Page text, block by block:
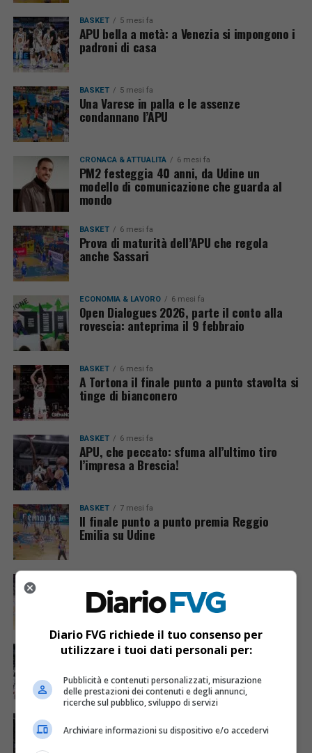
BASKET 5 mesi fa
APU bella a metà: a Venezia si impongono i
padroni di casa
BASKET 5 mesi fa
Una Varese in palla e le assenze
condannano l’APU
CRONACA & ATTUALITÀ 6 mesi fa
PM2 festeggia 40 anni, da Udine un
modello di comunicazione che guarda al
mondo
BASKET 6 mesi fa
Prova di maturità dell’APU che regola
anche Sassari
ECONOMIA & LAVORO 6 mesi fa
Open Dialogues 2026, parte il conto alla
rovescia: anteprima il 9 febbraio
BASKET 6 mesi fa
A Tortona il finale punto a punto stavolta si
tinge di bianconero
BASKET 6 mesi fa
APU, che peccato: sfuma all’ultimo tiro
l’impresa a Brescia!
BASKET 7 mesi fa
Il finale punto a punto premia Reggio
Emilia su Udine
L’Old Wild West Udine chiude il girone
d’andata con una vittoria pesante su
Cremona
BASKET 7 mesi fa
Si infrange sulla sirena il sogno della
vittoria dell’APU a Milano
Un’APU tutta sostanza sbanca anche il
Diario FVG richiede il tuo consenso per
utilizzare i tuoi dati personali per:
Pubblicità e contenuti personalizzati, misurazione
delle prestazioni dei contenuti e degli annunci,
ricerche sul pubblico, sviluppo di servizi
Archiviare informazioni su dispositivo e/o accedervi